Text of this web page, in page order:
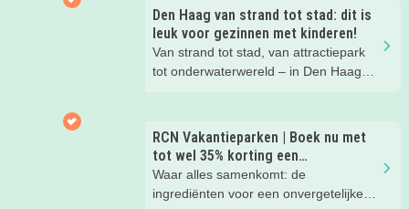
Den Haag van strand tot stad: dit is
leuk voor gezinnen met kinderen!
Van strand tot stad, van attractiepark
tot onderwaterwereld – in Den Haag
ontspannen met een lekkere lunch op
het strand en een duik in zee. Heerlijk!
RCN Vakantieparken | Boek nu met
tot wel 35% korting een
zomervakantie!
Waar alles samenkomt: de
ingrediënten voor een onvergetelijke